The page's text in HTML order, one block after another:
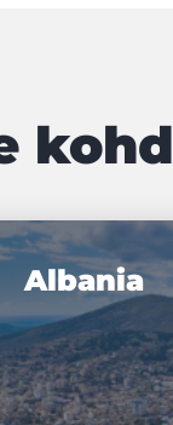
Albania